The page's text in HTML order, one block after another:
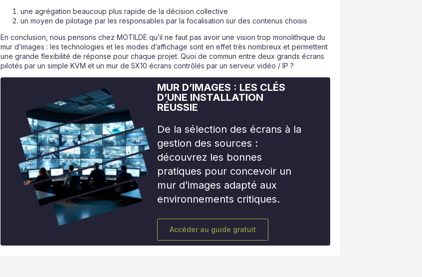
une agrégation beaucoup plus rapide de la décision collective
un moyen de pilotage par les responsables par la focalisation sur des contenus choisis
En conclusion, nous pensons chez MOTILDE qu’il ne faut pas avoir une vision trop monolithique du
mur d’images : les technologies et les modes d’affichage sont en effet très nombreux et permettent
une grande flexibilité de réponse pour chaque projet. Quoi de commun entre deux grands écrans
pilotés par un simple KVM et un mur de 5X10 écrans contrôlés par un serveur vidéo / IP ?
MUR D’IMAGES : LES CLÉS
D’UNE INSTALLATION
RÉUSSIE
De la sélection des écrans à la
gestion des sources :
découvrez les bonnes
pratiques pour concevoir un
mur d’images adapté aux
environnements critiques.
Accéder au guide gratuit